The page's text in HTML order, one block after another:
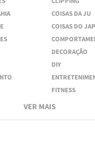
COISAS DA JU
COISAS DO
DECORAÇÃO
DIY
FITNESS
VER MAIS